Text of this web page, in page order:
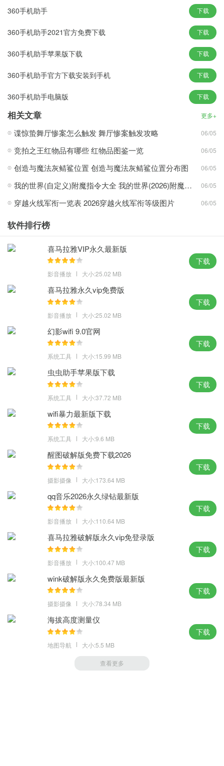
机焕然一新。
2、所有提供信息资源，可以在电脑上进行收集资料管理，绿色无
毒，安全无忧。
3、提供超过10万款精品手机资源，可轻松对您的存储卡文件进行管
360手机助手PC版特色：
1、使用的过程中不会有广告出现，轻松下载、安装、管理手机资
源。
2、支持各种品牌的手机，可以自由处理手机上的内容，方便快捷的
进行还原。
手机注入鲜活色彩。
360手机助手PC版亮点：
1、支持WIFI、2G、3G等多种下载方式，不用花一分钱就可以去使
2、添加、删除和全面管理手机文件，给你的手机进行全面的体检。
3、一站式本地软件管理服务，有更多全新的功能等你来体验，前所
4、能快速导入导出通讯录短信信息，也可以设置来电铃声、壁纸、
提供手机截图功能。
小编点评：
在360手机助手电脑版下载上的资源更加的丰富，每一个人都可以找
到自己想要的应用，满足自己对手机的需求。
360手机助手 下载
360手机助手2021官方免费下载 下载
360手机助手苹果版下载 下载
360手机助手官方下载安装到手机 下载
360手机助手电脑版 下载
相关文章 更多+
谍惊蛰舞厅惨案怎么触发 舞厅惨案触发攻略 06/05
竞拍之王红物品有哪些 红物品图鉴一览 06/05
创造与魔法灰鲭鲨位置 创造与魔法灰鲭鲨位置分布图 06/05
我的世界(自定义)附魔指令大全 我的世界(2026)附魔指令代码大全 06/05
穿越火线军衔一览表 2026穿越火线军衔等级图片 06/05
软件排行榜
喜马拉雅VIP永久最新版
影音播放 大小:25.02 MB
下载
喜马拉雅永久vip免费版
影音播放 大小:25.02 MB
下载
幻影wifi 9.0官网
系统工具 大小:15.99 MB
下载
虫虫助手苹果版下载
系统工具 大小:37.72 MB
下载
wifi暴力最新版下载
系统工具 大小:9.6 MB
下载
醒图破解版免费下载2026
摄影摄像 大小:173.64 MB
下载
qq音乐2026永久绿钻最新版
影音播放 大小:110.64 MB
下载
喜马拉雅破解版永久vip免登录版
影音播放 大小:100.47 MB
下载
wink破解版永久免费版最新版
摄影摄像 大小:78.34 MB
下载
海拔高度测量仪
地图导航 大小:5.5 MB
下载
查看更多